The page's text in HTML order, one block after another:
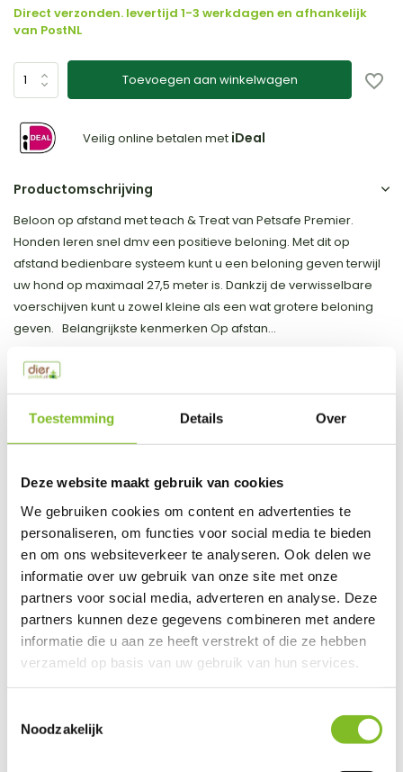
Toestemming Details Over
Deze website maakt gebruik van cookies
We gebruiken cookies om content en advertenties te
personaliseren, om functies voor social media te bieden
en om ons websiteverkeer te analyseren. Ook delen we
informatie over uw gebruik van onze site met onze
partners voor social media, adverteren en analyse. Deze
partners kunnen deze gegevens combineren met andere
informatie die u aan ze heeft verstrekt of die ze hebben
verzameld op basis van uw gebruik van hun services.
Noodzakelijk
Direct verzonden. levertijd 1-3 werkdagen en afhankelijk
van PostNL
Toevoegen aan winkelwagen
Veilig online betalen met iDeal
Productomschrijving
Beloon op afstand met teach & Treat van Petsafe Premier.
Honden leren snel dmv een positieve beloning. Met dit op
afstand bedienbare systeem kunt u een beloning geven terwijl
uw hond op maximaal 27,5 meter is. Dankzij de verwisselbare
voerschijven kunt u zowel kleine als een wat grotere beloning
geven. Belangrijkste kenmerken Op afstan...
Toon meer
Productspecificaties
Vergelijk Delen
Do you have a question about this product?
Our employee is happy to help you find the right product
Send mail
This product is available in the following variants: